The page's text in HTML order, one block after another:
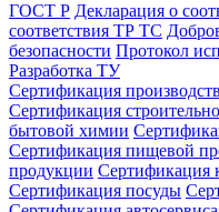
ГОСТ Р Декларация о
соответствия ТР ТС
безопасности Протокол
Разработка ТУ
Сертификация
Сертификация
бытовой химии
Сертификация пищевой
продукции Сертификация
Сертификация посуды